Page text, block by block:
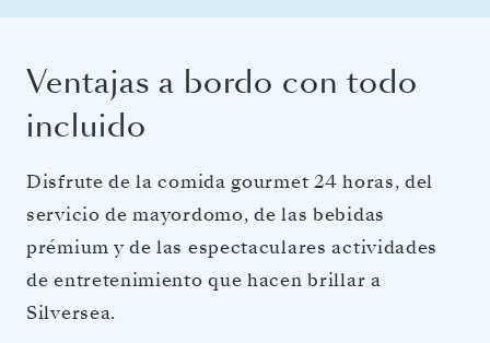
Ventajas a bordo con todo
incluido
Disfrute de la comida gourmet 24 horas, del
servicio de mayordomo, de las bebidas
prémium y de las espectaculares actividades
de entretenimiento que hacen brillar a
Silversea.